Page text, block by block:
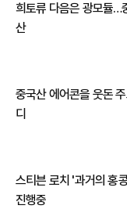
희토류 다음은 광모듈…
산
중국산 에어콘을 웃돈
디
스티븐 로치 '과거의 홍
진행중